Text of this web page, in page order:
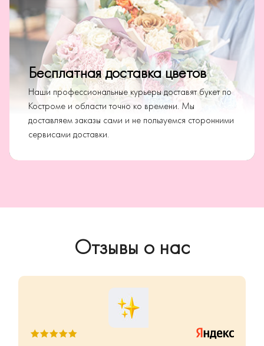
Бесплатная доставка цветов
Наши профессиональные курьеры доставят букет по
Костроме и области точно ко времени. Мы
доставляем заказы сами и не пользуемся сторонними
сервисами доставки.
Отзывы о нас